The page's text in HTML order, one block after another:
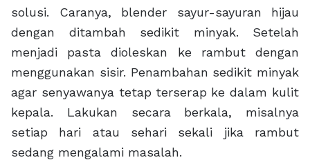
solusi. Caranya, blender sayur-sayuran hijau
dengan ditambah sedikit minyak. Setelah
menjadi pasta dioleskan ke rambut dengan
menggunakan sisir. Penambahan sedikit minyak
agar senyawanya tetap terserap ke dalam kulit
kepala. Lakukan secara berkala, misalnya
setiap hari atau sehari sekali jika rambut
sedang mengalami masalah.